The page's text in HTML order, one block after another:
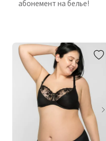
абонемент на белье!